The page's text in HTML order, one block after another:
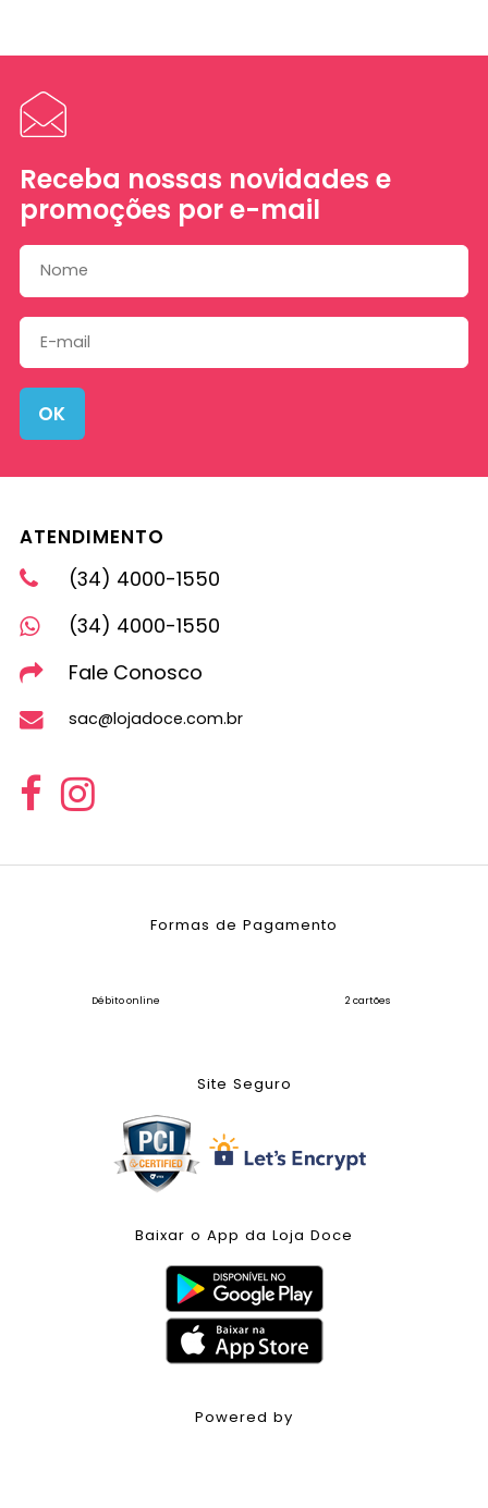
Receba nossas novidades e
promoções por e-mail
OK
ATENDIMENTO
(34) 4000-1550
(34) 4000-1550
Fale Conosco
sac@lojadoce.com.br
Formas de Pagamento
Débito online 2 cartões
Site Seguro
Baixar o App da Loja Doce
Powered by